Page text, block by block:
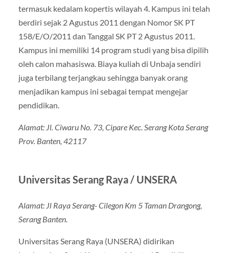
termasuk kedalam kopertis wilayah 4. Kampus ini telah
berdiri sejak 2 Agustus 2011 dengan Nomor SK PT
158/E/O/2011 dan Tanggal SK PT 2 Agustus 2011.
Kampus ini memiliki 14 program studi yang bisa dipilih
oleh calon mahasiswa. Biaya kuliah di Unbaja sendiri
juga terbilang terjangkau sehingga banyak orang
menjadikan kampus ini sebagai tempat mengejar
pendidikan.
Alamat: Jl. Ciwaru No. 73, Cipare Kec. Serang Kota Serang
Prov. Banten, 42117
Universitas Serang Raya / UNSERA
Alamat: Jl Raya Serang- Cilegon Km 5 Taman Drangong,
Serang Banten.
Universitas Serang Raya (UNSERA) didirikan